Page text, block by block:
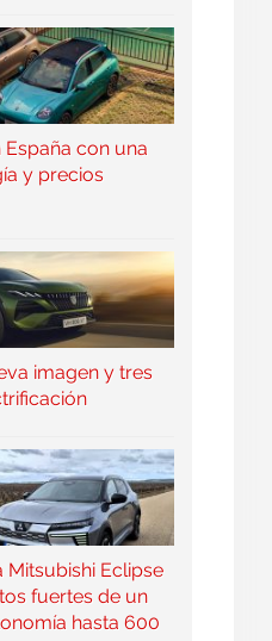
con una
y precios
imagen y tres
Eclipse
fuertes de un
hasta 600